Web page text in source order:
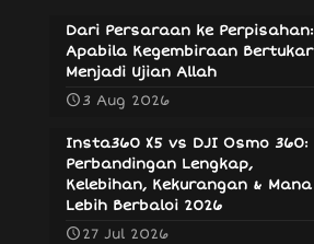
Dari Persaraan ke Perpisahan:
Apabila Kegembiraan Bertukar
Menjadi Ujian Allah
3 Aug 2026
Insta360 X5 vs DJI Osmo 360:
Perbandingan Lengkap,
Kelebihan, Kekurangan & Mana
Lebih Berbaloi 2026
27 Jul 2026